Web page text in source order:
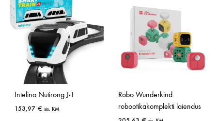
Intelino Nutirong J-1
153,97 € sis. KM
Robo Wunderkind
robootikakomplekti laiendus